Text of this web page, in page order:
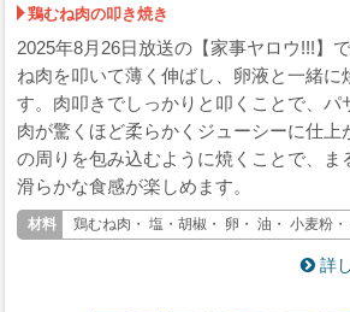
鶏むね肉の叩き焼き
2025年8月26日放送の【家事ヤロウ!!!】
ね肉を叩いて薄く伸ばし、卵液と一緒に
す。肉叩きでしっかりと叩くことで、パ
肉が驚くほど柔らかくジューシーに仕上
の周りを包み込むように焼くことで、ま
滑らかな食感が楽しめます。
鶏むね肉・ 塩・胡椒・ 卵・ 油・ 小麦粉・
詳